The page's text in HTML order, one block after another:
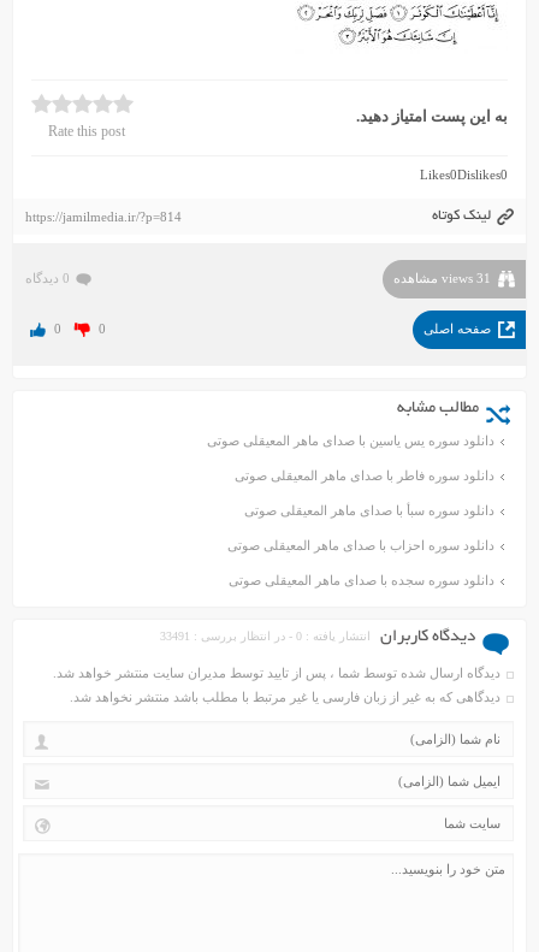
به این پست امتیاز دهید.
Rate this post
Likes0Dislikes0
لینک کوتاه https://jamilmedia.ir/?p=814
31 views مشاهده 0 دیدگاه
صفحه اصلی 0 0
مطالب مشابه
دانلود سوره یس یاسین با صدای ماهر المعیقلی صوتی
دانلود سوره فاطر با صدای ماهر المعیقلی صوتی
دانلود سوره سبأ با صدای ماهر المعیقلی صوتی
دانلود سوره احزاب با صدای ماهر المعیقلی صوتی
دانلود سوره سجده با صدای ماهر المعیقلی صوتی
دیدگاه کاربران انتشار یافته : 0 - در انتظار بررسی : 33491
دیدگاه ارسال شده توسط شما ، پس از تایید توسط مدیران سایت منتشر خواهد شد.
دیدگاهی که به غیر از زبان فارسی یا غیر مرتبط با مطلب باشد منتشر نخواهد شد.